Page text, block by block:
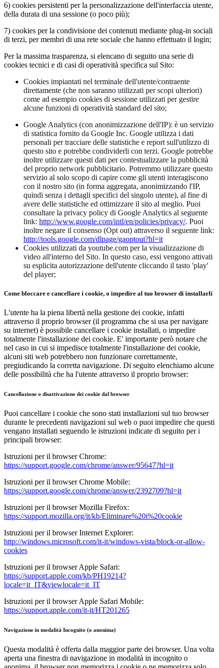
6) cookies persistenti per la personalizzazione dell'interfaccia utente,
della durata di una sessione (o poco più);
7) cookies per la condivisione dei contenuti mediante plug-in sociali
di terzi, per membri di una rete sociale che hanno effettuato il login;
Per la massima trasparenza, si elencano di seguito una serie di
cookies tecnici e di casi di operatività specifica sul Sito:
Cookies impiantati nel terminale dell'utente/contraente
direttamente (che non saranno utilizzati per scopi ulteriori)
come ad esempio cookies di sessione utilizzati per gestire
alcune funzioni di operatività standard del sito;
Google Analytics (con anonimizzazione dell'IP): è un servizio
di statistica fornito da Google Inc. Google utilizza i dati
personali per tracciare delle statistiche e report sull'utilizzo di
questo sito e potrebbe condividerli con terzi. Google potrebbe
inoltre utilizzare questi dati per contestualizzare la pubblicità
del proprio network pubblicitario. Potremmo utilizzare questo
servizio al solo scopo di capire come gli utenti interagiscono
con il nostro sito (in forma aggregata, anonimizzando l'IP,
quindi senza i dettagli specifici del singolo utente), al fine di
avere delle statistiche ed ottimizzare il sito al meglio. Puoi
consultare la privacy policy di Google Analytics al seguente
link: http://www.google.com/intl/en/policies/privacy/. Puoi
inoltre negare il consenso (Opt out) attraverso il seguente link:
http://tools.google.com/dlpage/gaoptout?hl=it
Cookies utilizzati da youtube.com per la visualizzazione di
video all'interno del Sito. In questo caso, essi vengono attivati
su esplicita autorizzazione dell'utente cliccando il tasto 'play'
del player;
Come bloccare e cancellare i cookie, o impedire al tuo browser di installarli
L'utente ha la piena libertà nella gestione dei cookie, infatti
attraverso il proprio browser (il programma che si usa per navigare
su internet) è possibile cancellare i cookie installati, o impedire
totalmente l'installazione dei cookie. E' importante però notare che
nel caso in cui si impedisce totalmente l'installazione dei cookie,
alcuni siti web potrebbero non funzionare correttamente,
pregiudicando la corretta navigazione. Di seguito elenchiamo alcune
delle possibilità che ha l'utente attraverso il proprio browser:
Cancellazione o disattivazione dei cookie dal browser
Puoi cancellare i cookie che sono stati installazioni sul tuo browser
durante le precedenti navigazioni sul web o puoi impedire che questi
vengano installati seguendo le istruzioni indicate di seguito per i
principali browser:
Istruzioni per il browser Chrome:
https://support.google.com/chrome/answer/95647?hl=it
Istruzioni per il browser Chrome Mobile:
https://support.google.com/chrome/answer/2392709?hl=it
Istruzioni per il browser Mozilla Firefox:
https://support.mozilla.org/it/kb/Eliminare%20i%20cookie
Istruzioni per il browser Internet Explorer:
http://windows.microsoft.com/it-it/windows-vista/block-or-allow-
cookies
Istruzioni per il browser Apple Safari:
https://support.apple.com/kb/PH19214?
locale=it_IT&viewlocale=it_IT
Istruzioni per il browser Apple Safari Mobile:
https://support.apple.com/it-it/HT201265
Navigazione in modalità Incognito (o anonima)
Questa modalità è offerta dalla maggior parte dei browser. Una volta
aperta una finestra di navigazione in modalità in incognito o